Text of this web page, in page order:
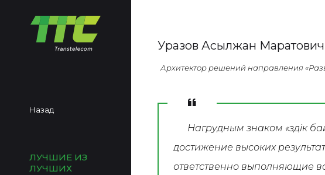
Назад
ЛУЧШИЕ ИЗ
ЛУЧШИХ
Уразов Асылжан Маратович
Архитектор решений направления
Нагрудным знаком «Үздік
достижение высоких
ответственно выполняющие